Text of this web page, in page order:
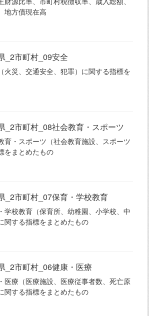
地方債現在高
_2市町村_09安全
火災、交通安全、犯罪）に関する指標を
_2市町村_08社会教育・スポーツ
育・スポーツ（社会教育施設、スポーツ
をまとめたもの
_2市町村_07保育・学校教育
学校教育（保育所、幼稚園、小学校、中
関する指標をまとめたもの
_2市町村_06健康・医療
医療（医療施設、医療従事者数、死亡原
関する指標をまとめたもの